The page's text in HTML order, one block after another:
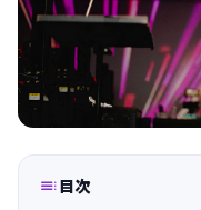
目次